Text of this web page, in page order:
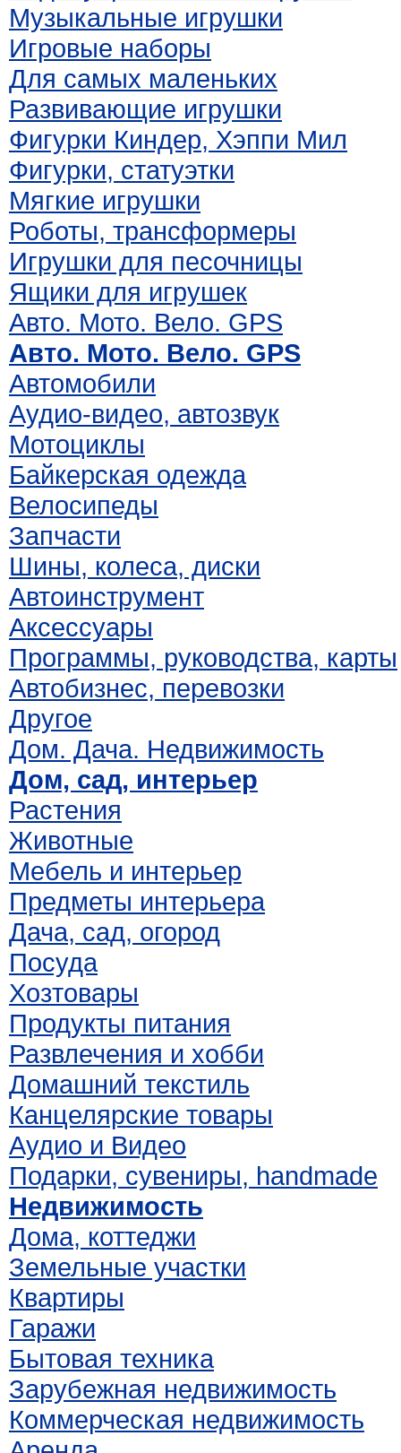
Музыкальные игрушки
Игровые наборы
Для самых маленьких
Развивающие игрушки
Фигурки Киндер, Хэппи Мил
Фигурки, статуэтки
Мягкие игрушки
Роботы, трансформеры
Игрушки для песочницы
Ящики для игрушек
Авто. Мото. Вело. GPS
Авто. Мото. Вело. GPS
Автомобили
Аудио-видео, автозвук
Мотоциклы
Байкерская одежда
Велосипеды
Запчасти
Шины, колеса, диски
Автоинструмент
Аксессуары
Программы, руководства, карты
Автобизнес, перевозки
Другое
Дом. Дача. Недвижимость
Дом, сад, интерьер
Растения
Животные
Мебель и интерьер
Предметы интерьера
Дача, сад, огород
Посуда
Хозтовары
Продукты питания
Развлечения и хобби
Домашний текстиль
Канцелярские товары
Аудио и Видео
Подарки, сувениры, handmade
Недвижимость
Дома, коттеджи
Земельные участки
Квартиры
Гаражи
Бытовая техника
Зарубежная недвижимость
Коммерческая недвижимость